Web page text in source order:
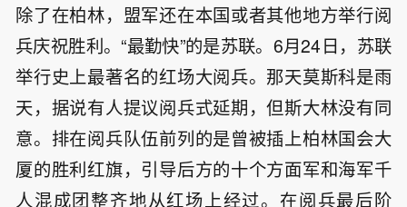
除了在柏林，盟军还在本国或者其他地方举行阅
兵庆祝胜利。“最勤快”的是苏联。6月24日，苏联
举行史上最著名的红场大阅兵。那天莫斯科是雨
天，据说有人提议阅兵式延期，但斯大林没有同
意。排在阅兵队伍前列的是曾被插上柏林国会大
厦的胜利红旗，引导后方的十个方面军和海军千
人混成团整齐地从红场上经过。在阅兵最后阶